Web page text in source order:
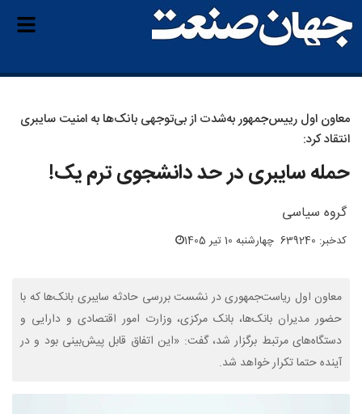
معاون اول رییس‌جمهور به‌شدت از بی‌توجهی بانک‌ها به امنیت سایبری
انتقاد کرد:
حمله سایبری در حد دانشجوی ترم یک!
گروه سیاسی
کدخبر: 639240 چهارشنبه 10 تیر 1405
معاون اول ریاست‌جمهوری در نشست بررسی حادثه سایبری بانک‌ها که با
حضور مدیران بانک‌ها، بانک مرکزی، وزارت امور اقتصادی و دارایی و
دستگاه‌های مرتبط برگزار شد، گفت: «این اتفاق قابل پیش‌بینی بود و در
آینده حتما تکرار خواهد شد.